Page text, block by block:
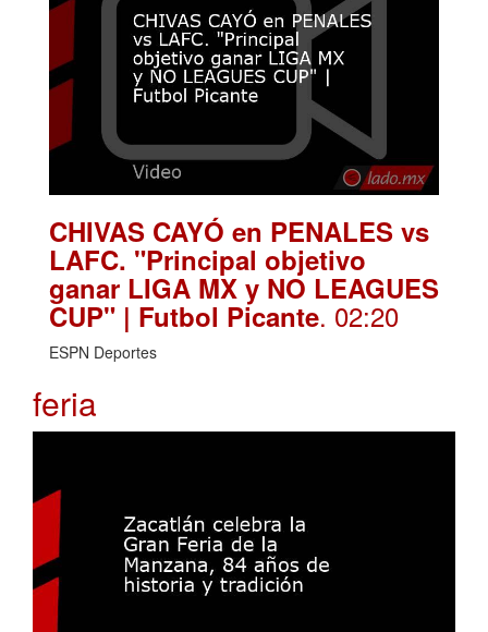
CHIVAS CAYÓ en PENALES vs
LAFC. "Principal objetivo
ganar LIGA MX y NO LEAGUES
CUP" | Futbol Picante. 02:20
ESPN Deportes
feria